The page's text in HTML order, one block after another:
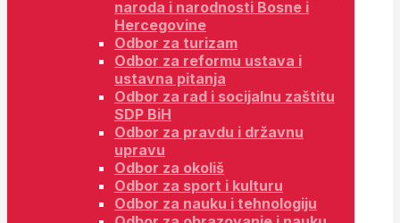
naroda i narodnosti Bosne i
Hercegovine
Odbor za turizam
Odbor za reformu ustava i
ustavna pitanja
Odbor za rad i socijalnu zaštitu
SDP BiH
Odbor za pravdu i državnu
upravu
Odbor za okoliš
Odbor za sport i kulturu
Odbor za nauku i tehnologiju